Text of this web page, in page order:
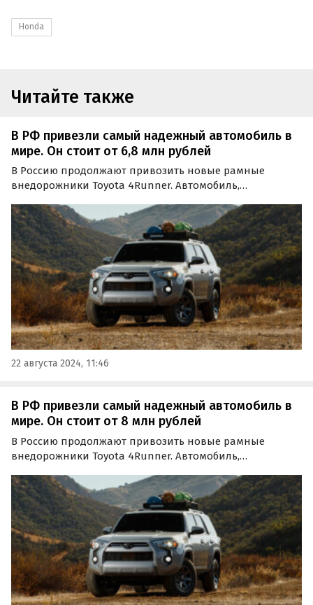
Honda
Читайте также
В РФ привезли самый надежный автомобиль в
мире. Он стоит от 6,8 млн рублей
В Россию продолжают привозить новые рамные
внедорожники Toyota 4Runner. Автомобиль,
стоит на одном из классифайдов минимум 6 750 000
рублей, пишут «Автоновости дня».
22 августа 2024, 11:46
В РФ привезли самый надежный автомобиль в
мире. Он стоит от 8 млн рублей
В Россию продолжают привозить новые рамные
внедорожники Toyota 4Runner. Автомобиль,
в сентябре стоит на одном из классифайдов минимум 7
944 000 рублей, пишут «Автоновости дня».